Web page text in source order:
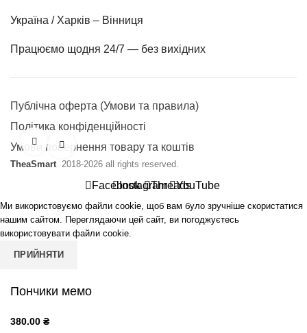
ПереглянутиКлацніть, щоб збільшити
Україна / Харків – Вінниця
Працюємо щодня 24/7 — без вихідних
Публічна оферта (Умови та правила)
Політика конфіденційності
Умови повернення товару та коштів
TheaSmart 2018-2026 all rights reserved.
FacebookInstagramThreadsYouTube
Ми використовуємо файли cookie, щоб вам було зручніше скористатися
нашим сайтом. Переглядаючи цей сайт, ви погоджуєтесь
використовувати файли cookie.
ПРИЙНЯТИ
Пончики мемо
380.00 ₴